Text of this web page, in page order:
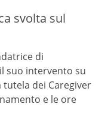
svolta sul
di
suo intervento su
dei Caregiver
e le ore